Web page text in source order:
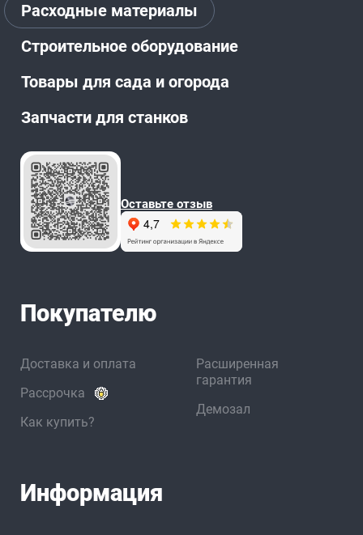
Расходные материалы
Строительное оборудование
Товары для сада и огорода
Запчасти для станков
Оставьте отзыв
Покупателю
Доставка и оплата
Рассрочка
Как купить?
Расширенная
гарантия
Демозал
Информация